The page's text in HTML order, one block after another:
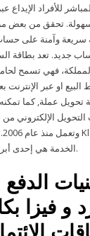
للأفراد الإيداع
تحقق من بعض
سريعة وآمنة على
جديد. تعد بطاقة
فهي تسمح
البيع او عبر
تحويل عملة, كما
التحويل الإلكتروني
الخدمة هي إحدى أبرز شركات الدفع عبر الإنترنت.
و فيزا